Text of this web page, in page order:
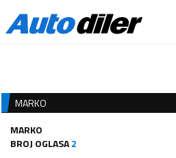
MARKO
MARKO
BROJ OGLASA2